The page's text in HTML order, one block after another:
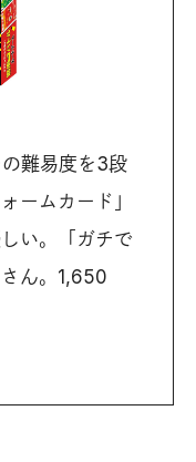
難易度を3段
ームカード」
い。「ガチで
ん。1,650